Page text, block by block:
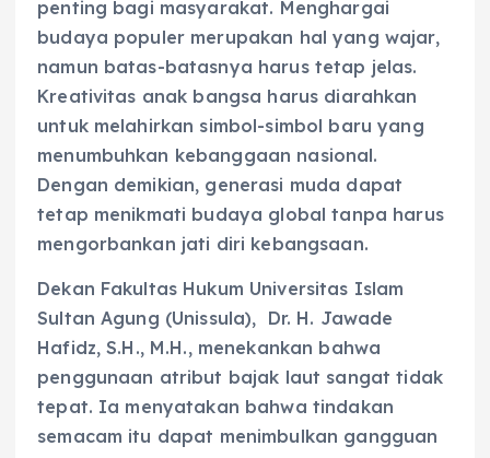
penting bagi masyarakat. Menghargai
budaya populer merupakan hal yang wajar,
namun batas-batasnya harus tetap jelas.
Kreativitas anak bangsa harus diarahkan
untuk melahirkan simbol-simbol baru yang
menumbuhkan kebanggaan nasional.
Dengan demikian, generasi muda dapat
tetap menikmati budaya global tanpa harus
mengorbankan jati diri kebangsaan.
Dekan Fakultas Hukum Universitas Islam
Sultan Agung (Unissula), Dr. H. Jawade
Hafidz, S.H., M.H., menekankan bahwa
penggunaan atribut bajak laut sangat tidak
tepat. Ia menyatakan bahwa tindakan
semacam itu dapat menimbulkan gangguan